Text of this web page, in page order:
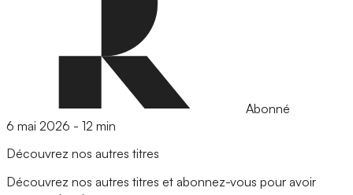
Abonné
6 mai 2026 - 12 min
Découvrez nos autres titres
Découvrez nos autres titres et abonnez-vous pour avoir